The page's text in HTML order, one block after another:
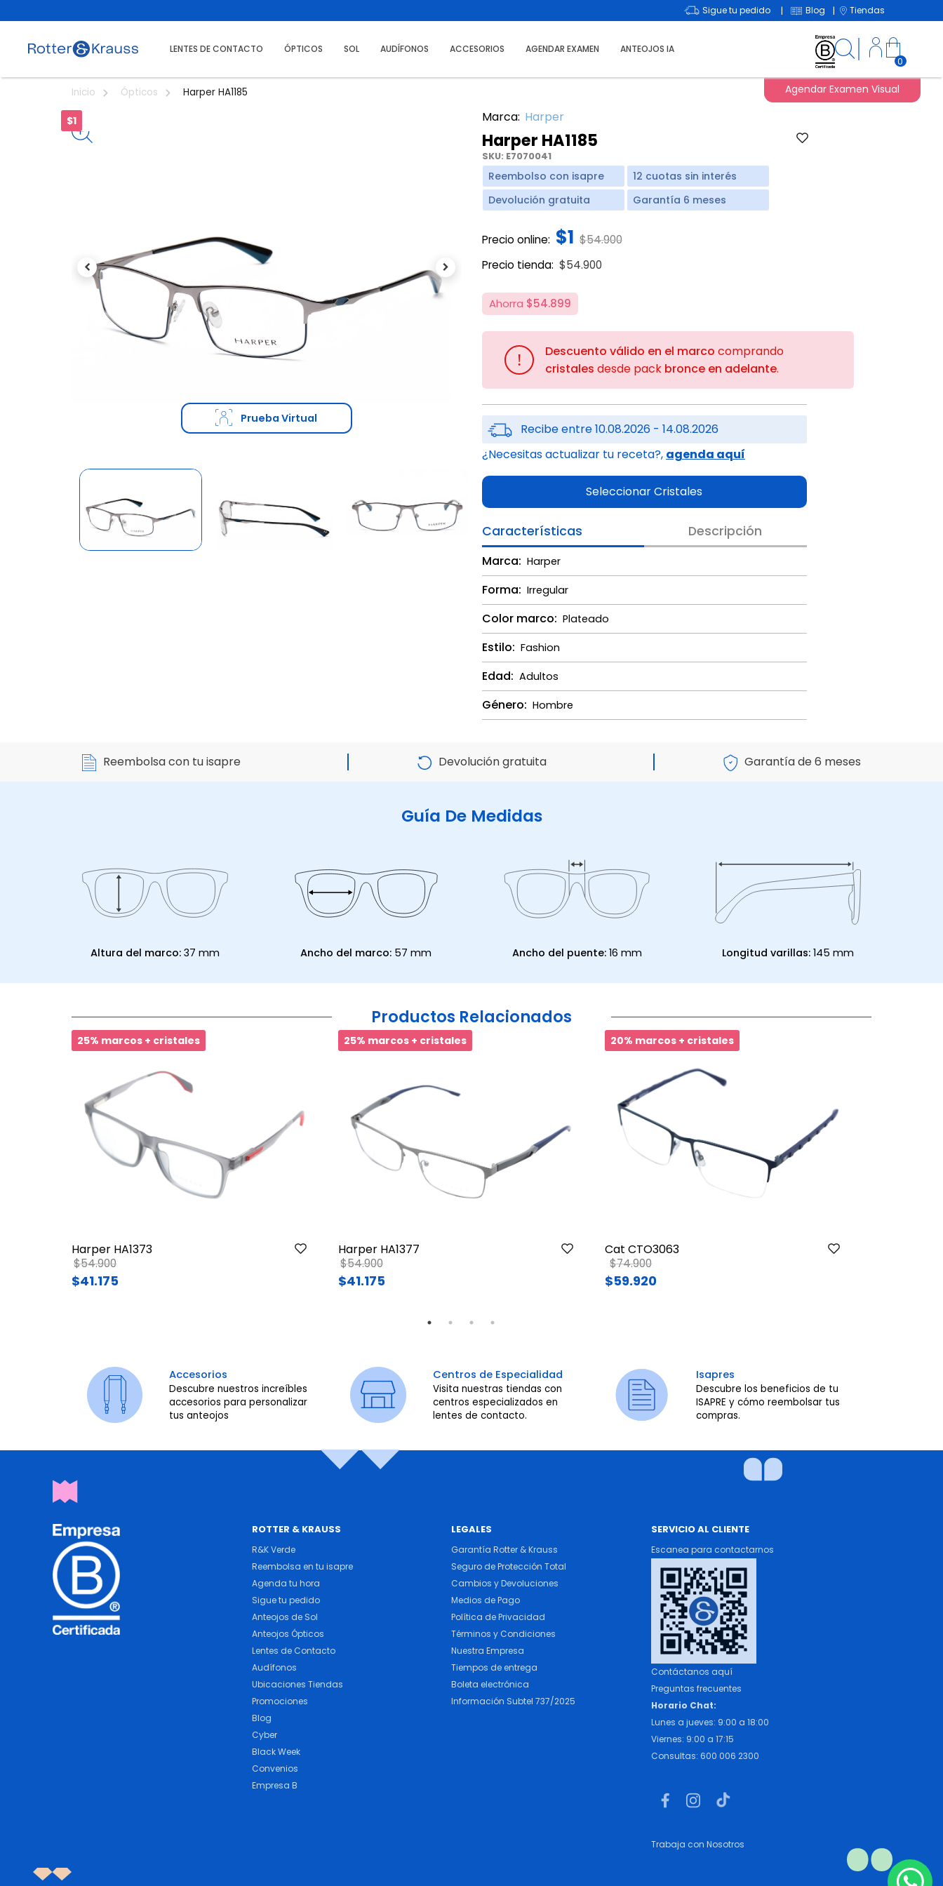
Sigue tu pedido | Blog | Tiendas
LENTES DE CONTACTO ÓPTICOS SOL AUDÍFONOS ACCESORIOS AGENDAR EXAMEN ANTEOJOS IA
0
Agendar Examen Visual
Inicio Ópticos Harper HA1185
$1
Previous Next
Prueba Virtual
Marca: Harper
Harper HA1185
SKU: E7070041
Reembolso con isapre
12 cuotas sin interés
Devolución gratuita
Garantía 6 meses
Precio online: $1 Price reduced from
$54.900to
Precio tienda:
Price reduced from
$54.900
Ahorra $54.899
! Descuento válido en el marco comprando
cristales desde pack bronce en adelante.
Recibe entre 10.08.2026 - 14.08.2026
¿Necesitas actualizar tu receta?, agenda aquí
Seleccionar Cristales
Características Descripción
Marca: Harper
Forma: Irregular
Color marco: Plateado
Estilo: Fashion
Edad: Adultos
Género: Hombre
Reembolsa con tu isapre Devolución gratuita Garantía de 6 meses
Guía De Medidas
Altura del marco: 37 mm Ancho del marco: 57 mm Ancho del puente: 16 mm Longitud varillas: 145 mm
Productos Relacionados
25% marcos + cristales
Harper HA1373
Price reduced from
$54.900to
$41.175
25% marcos + cristales
Harper HA1377
Price reduced from
$54.900to
$41.175
20% marcos + cristales
Cat CTO3063
Price reduced from
$74.900to
$59.920
Accesorios
Descubre nuestros increíbles
accesorios para personalizar
tus anteojos
Centros de Especialidad
Visita nuestras tiendas con
centros especializados en
lentes de contacto.
Isapres
Descubre los beneficios de tu
ISAPRE y cómo reembolsar tus
compras.
ROTTER & KRAUSS
R&K Verde
Reembolsa en tu isapre
Agenda tu hora
Sigue tu pedido
Anteojos de Sol
Anteojos Ópticos
Lentes de Contacto
Audífonos
Ubicaciones Tiendas
Promociones
Blog
Cyber
Black Week
Convenios
Empresa B
LEGALES
Garantía Rotter & Krauss
Seguro de Protección Total
Cambios y Devoluciones
Medios de Pago
Política de Privacidad
Términos y Condiciones
Nuestra Empresa
Tiempos de entrega
Boleta electrónica
Información Subtel 737/2025
SERVICIO AL CLIENTE
Escanea para contactarnos
Contáctanos aquí
Preguntas frecuentes
Horario Chat:
Lunes a jueves: 9:00 a 18:00
Viernes: 9:00 a 17:15
Consultas: 600 006 2300
Trabaja con Nosotros